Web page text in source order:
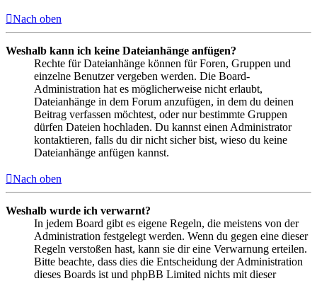
Nach oben
Weshalb kann ich keine Dateianhänge anfügen?
Rechte für Dateianhänge können für Foren, Gruppen und
einzelne Benutzer vergeben werden. Die Board-
Administration hat es möglicherweise nicht erlaubt,
Dateianhänge in dem Forum anzufügen, in dem du deinen
Beitrag verfassen möchtest, oder nur bestimmte Gruppen
dürfen Dateien hochladen. Du kannst einen Administrator
kontaktieren, falls du dir nicht sicher bist, wieso du keine
Dateianhänge anfügen kannst.
Nach oben
Weshalb wurde ich verwarnt?
In jedem Board gibt es eigene Regeln, die meistens von der
Administration festgelegt werden. Wenn du gegen eine dieser
Regeln verstoßen hast, kann sie dir eine Verwarnung erteilen.
Bitte beachte, dass dies die Entscheidung der Administration
dieses Boards ist und phpBB Limited nichts mit dieser